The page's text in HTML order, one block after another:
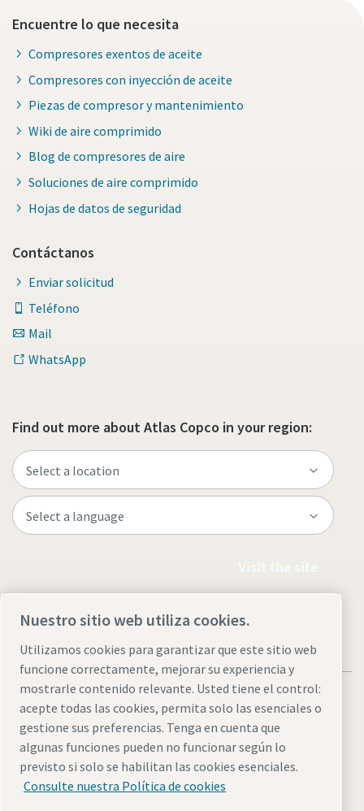
Todo lo que necesita saber sobre su proceso de
transporte neumático
Encuentre lo que necesita
Compresores exentos de aceite
Compresores con inyección de aceite
Piezas de compresor y mantenimiento
Wiki de aire comprimido
Blog de compresores de aire
Soluciones de aire comprimido
Hojas de datos de seguridad
Contáctanos
Enviar solicitud
Teléfono
Mail
WhatsApp
Find out more about Atlas Copco in your region:
Legal & Privacy NoticesAdministrar cookiesAccessibility
Sitemap
Nuestro sitio web utiliza cookies.
Utilizamos cookies para garantizar que este sitio web
funcione correctamente, mejorar su experiencia y
mostrarle contenido relevante. Usted tiene el control:
acepte todas las cookies, permita solo las esenciales o
gestione sus preferencias. Tenga en cuenta que
algunas funciones pueden no funcionar según lo
previsto si solo se habilitan las cookies esenciales.
Consulte nuestra Política de cookies